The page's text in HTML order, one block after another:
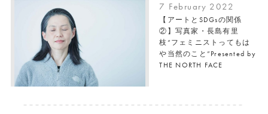
7 February 2022
【アートとSDGsの関係
②】写真家・長島有里
枝“フェミニストってもは
や当然のこと”Presented by
THE NORTH FACE